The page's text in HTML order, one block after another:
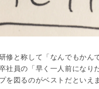
修と称して「なんでもかん
社員の「早く一人前にな
を図るのがベストだといえ